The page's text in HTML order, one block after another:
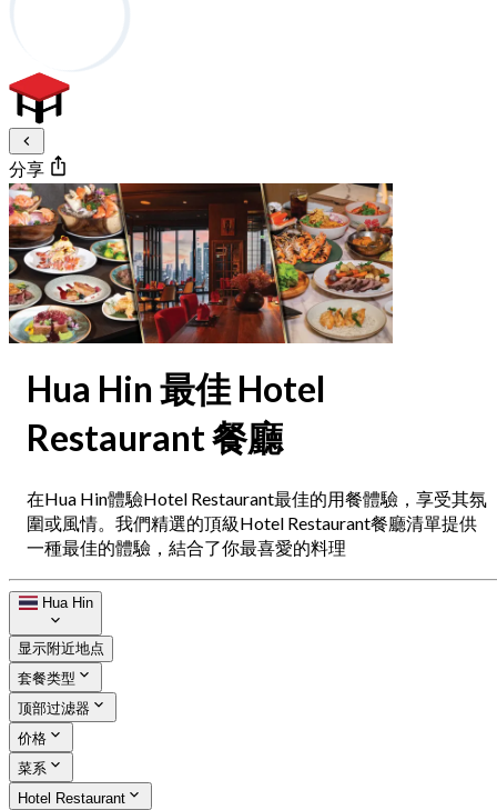
分享
Hua Hin 最佳 Hotel
Restaurant 餐廳
在Hua Hin體驗Hotel Restaurant最佳的用餐體驗，享受其氛
圍或風情。我們精選的頂級Hotel Restaurant餐廳清單提供
一種最佳的體驗，結合了你最喜愛的料理
Hua Hin
显示附近地点
套餐类型
顶部过滤器
价格
菜系
Hotel Restaurant